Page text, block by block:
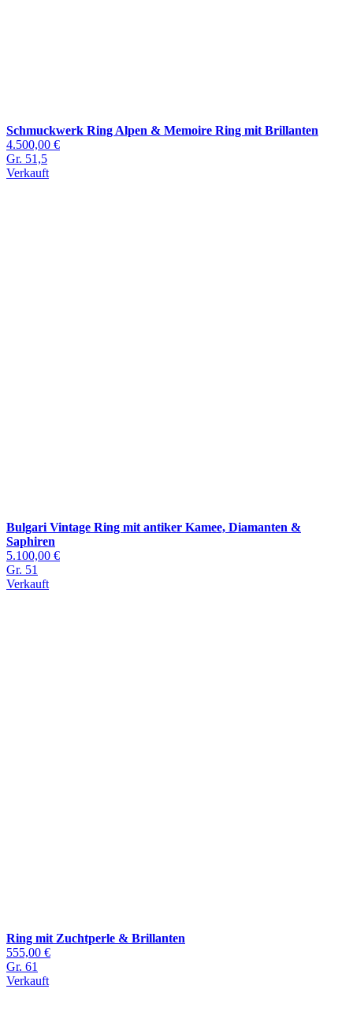
Schmuckwerk Ring Alpen & Memoire Ring mit Brillanten
4.500,00 €
Gr. 51,5
Verkauft
Bulgari Vintage Ring mit antiker Kamee, Diamanten &
Saphiren
5.100,00 €
Gr. 51
Verkauft
Ring mit Zuchtperle & Brillanten
555,00 €
Gr. 61
Verkauft